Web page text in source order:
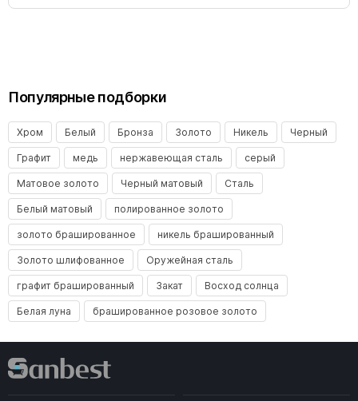
Популярные подборки
Хром Белый Бронза Золото Никель Черный
Графит медь нержавеющая сталь серый
Матовое золото Черный матовый Сталь
Белый матовый полированное золото
золото брашированное никель брашированный
Золото шлифованное Оружейная сталь
графит брашированный Закат Восход солнца
Белая луна брашированное розовое золото